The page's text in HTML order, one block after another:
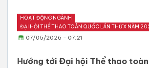
HOẠT ĐỘNG NGÀNH
ĐẠI HỘI THỂ THAO TOÀN QUỐC LẦN THỨ X NĂM
07/05/2026 - 07:21
Hướng tới Đại hội Thể thao